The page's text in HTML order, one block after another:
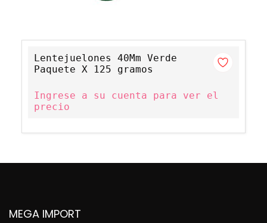
Lentejuelones 40Mm Verde
Paquete X 125 gramos
Ingrese a su cuenta para ver el
precio
MEGA IMPORT